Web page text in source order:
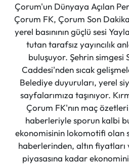
Çorum'un Dünyaya Açılan
Çorum FK, Çorum Son
yerel basınının güçlü sesi
tutan tarafsız yayıncılık
buluşuyor. Şehrin simgesi
Caddesi'nden sıcak
Belediye duyuruları, yerel
sayfalarımıza taşınıyor.
Çorum FK'nın maç
haberleriyle sporun kalbi
ekonomisinin lokomotifi olan
haberlerinden, altın fiyatları
piyasasına kadar